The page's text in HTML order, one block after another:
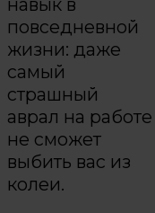
навык в
повседневной
жизни: даже
самый
страшный
аврал на работе
не сможет
выбить вас из
колеи.